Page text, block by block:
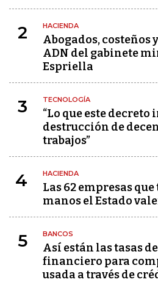
2 HACIENDA
Abogados, costeños
ADN del gabinete
Espriella
3 TECNOLOGÍA
“Lo que este decreto
destrucción de
trabajos”
4 HACIENDA
Las 62 empresas
manos el Estado
5 BANCOS
Así están las tasas
financiero para
usada a través de